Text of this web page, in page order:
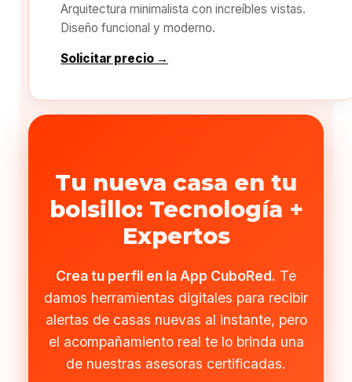
Arquitectura minimalista con increíbles vistas.
Diseño funcional y moderno.
Solicitar precio →
Tu nueva casa en tu
bolsillo: Tecnología +
Expertos
Crea tu perfil en la App CuboRed. Te
damos herramientas digitales para recibir
alertas de casas nuevas al instante, pero
el acompañamiento real te lo brinda una
de nuestras asesoras certificadas.